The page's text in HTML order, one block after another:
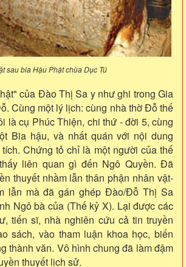
sau bia Hậu Phật chùa Dục Tú
của Đào Thị Sa y như ghi trong Gia
Cùng một lý lịch: cùng nhà thờ Đỗ thế
là cụ Phúc Thiện, chi thứ - đời 5, cùng
Bia hậu, và nhất quán với nội dung
Chứng tỏ chỉ là một người của thế
liên quan gì đến Ngô Quyền. Đã
thuyết nhầm lẫn thân phận nhân vật-
lẫn mà đã gán ghép Đào/Đỗ Thị Sa
Ngô bà của (Thế kỷ X). Lại được các
tiến sĩ, nhà nghiên cứu cả tin truyền
sách, vào tham luận khoa học, biến
thành văn. Vô hình chung đã làm đậm
thuyết lịch sử.